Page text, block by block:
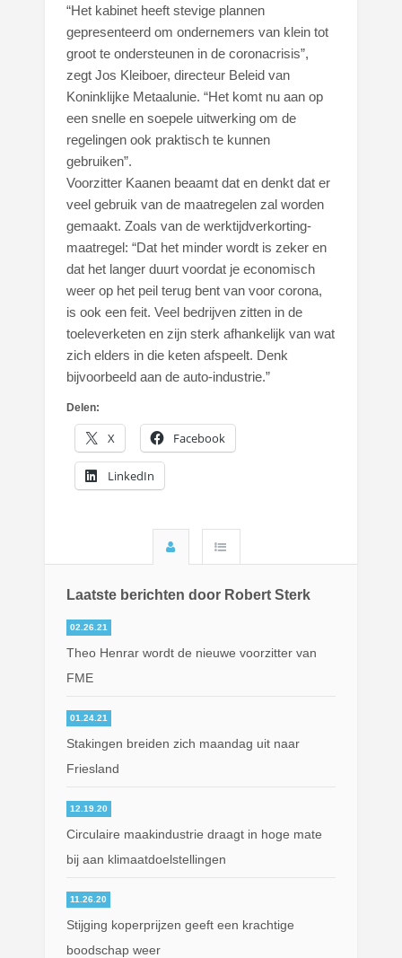
“Het kabinet heeft stevige plannen
gepresenteerd om ondernemers van klein tot
groot te ondersteunen in de coronacrisis”,
zegt Jos Kleiboer, directeur Beleid van
Koninklijke Metaalunie. “Het komt nu aan op
een snelle en soepele uitwerking om de
regelingen ook praktisch te kunnen
gebruiken”.
Voorzitter Kaanen beaamt dat en denkt dat er
veel gebruik van de maatregelen zal worden
gemaakt. Zoals van de werktijdverkorting-
maatregel: “Dat het minder wordt is zeker en
dat het langer duurt voordat je economisch
weer op het peil terug bent van voor corona,
is ook een feit. Veel bedrijven zitten in de
toeleverketen en zijn sterk afhankelijk van wat
zich elders in die keten afspeelt. Denk
bijvoorbeeld aan de auto-industrie.”
Delen:
X Facebook
LinkedIn
Laatste berichten door Robert Sterk
02.26.21
Theo Henrar wordt de nieuwe voorzitter van
FME
01.24.21
Stakingen breiden zich maandag uit naar
Friesland
12.19.20
Circulaire maakindustrie draagt in hoge mate
bij aan klimaatdoelstellingen
11.26.20
Stijging koperprijzen geeft een krachtige
boodschap weer